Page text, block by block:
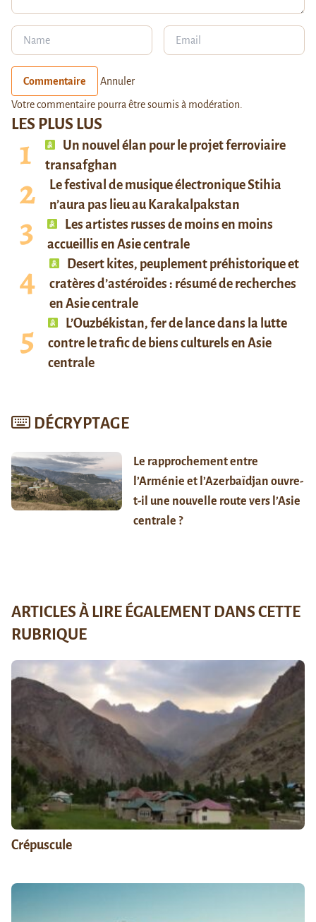
LES PLUS LUS
Un nouvel élan pour le projet ferroviaire
transafghan
Le festival de musique électronique Stihia
n’aura pas lieu au Karakalpakstan
Les artistes russes de moins en moins
accueillis en Asie centrale
Desert kites, peuplement préhistorique et
cratères d’astéroïdes : résumé de recherches
en Asie centrale
L’Ouzbékistan, fer de lance dans la lutte
contre le trafic de biens culturels en Asie
centrale
DÉCRYPTAGE
Le rapprochement entre
l’Arménie et l’Azerbaïdjan ouvre-
t-il une nouvelle route vers l’Asie
centrale ?
Commentaire Annuler
Votre commentaire pourra être soumis à modération.
ARTICLES À LIRE ÉGALEMENT DANS CETTE
RUBRIQUE
Crépuscule